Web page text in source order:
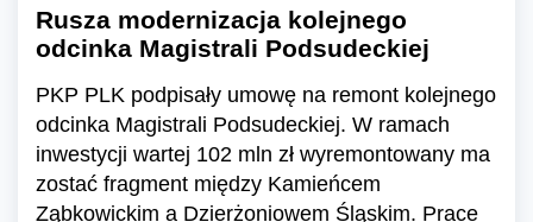
Rusza modernizacja kolejnego
odcinka Magistrali Podsudeckiej
PKP PLK podpisały umowę na remont kolejnego
odcinka Magistrali Podsudeckiej. W ramach
inwestycji wartej 102 mln zł wyremontowany ma
zostać fragment między Kamieńcem
Ząbkowickim a Dzierżoniowem Śląskim. Prace